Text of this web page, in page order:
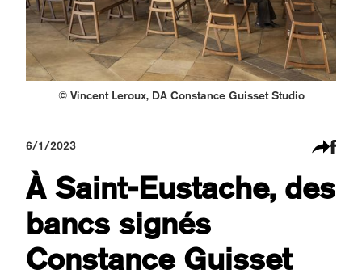
© Vincent Leroux, DA Constance Guisset Studio
6/1/2023
À Saint-Eustache, des
bancs signés
Constance Guisset